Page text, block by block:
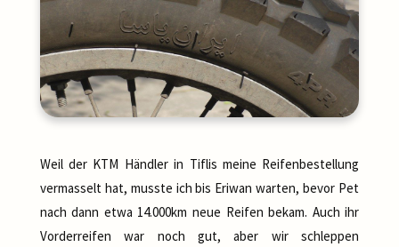
Weil der KTM Händler in Tiflis meine Reifenbestellung
vermasselt hat, musste ich bis Eriwan warten, bevor Pet
nach dann etwa 14.000km neue Reifen bekam. Auch ihr
Vorderreifen war noch gut, aber wir schleppen